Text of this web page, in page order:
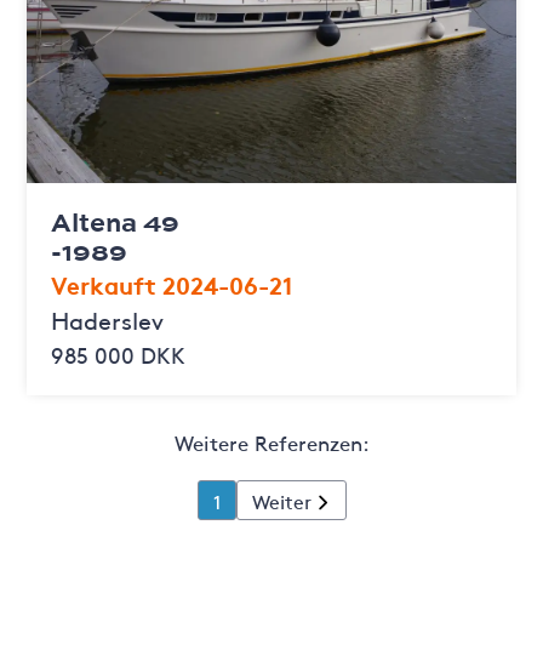
Altena 49
-1989
Verkauft 2024-06-21
Haderslev
985 000 DKK
Weitere Referenzen:
1 Weiter